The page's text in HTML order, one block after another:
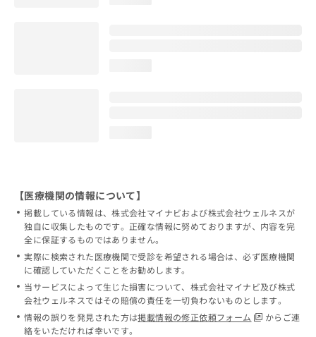
【医療機関の情報について】
掲載している情報は、株式会社マイナビおよび株式会社ウェルネスが
独自に収集したものです。正確な情報に努めておりますが、内容を完
全に保証するものではありません。
実際に検索された医療機関で受診を希望される場合は、必ず医療機関
に確認していただくことをお勧めします。
当サービスによって生じた損害について、株式会社マイナビ及び株式
会社ウェルネスではその賠償の責任を一切負わないものとします。
情報の誤りを発見された方は掲載情報の修正依頼フォーム
からご連
絡をいただければ幸いです。